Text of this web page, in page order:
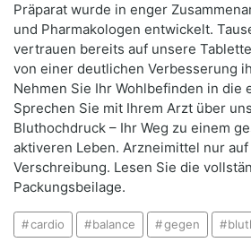
Präparat wurde in enger
und Pharmakologen entwickelt.
vertrauen bereits auf unsere
von einer deutlichen Verbesserung
Nehmen Sie Ihr Wohlbefinden in die
Sprechen Sie mit Ihrem Arzt über
Bluthochdruck – Ihr Weg zu einem
aktiveren Leben. Arzneimittel nur
Verschreibung. Lesen Sie die
Packungsbeilage.
cardio balance gegen